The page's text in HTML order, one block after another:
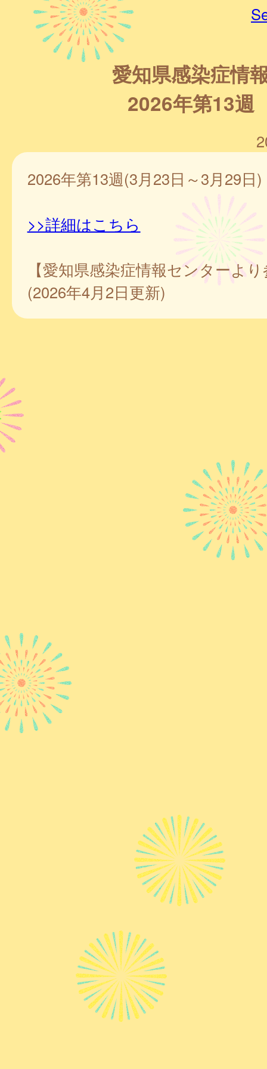
愛知県感染症情
2026年第13週
2026年第13週(3月23日～3月29日)
>>詳細はこちら
【愛知県感染症情報センターよ
(2026年4月2日更新)